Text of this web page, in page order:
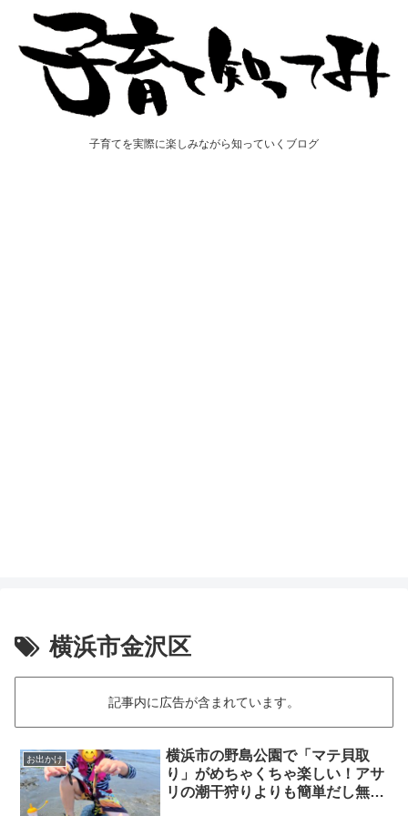
子育てを実際に楽しみながら知っていくブログ
横浜市金沢区
記事内に広告が含まれています。
お出かけ
横浜市の野島公園で「マテ貝取
り」がめちゃくちゃ楽しい！アサ
リの潮干狩りよりも簡単だし無料